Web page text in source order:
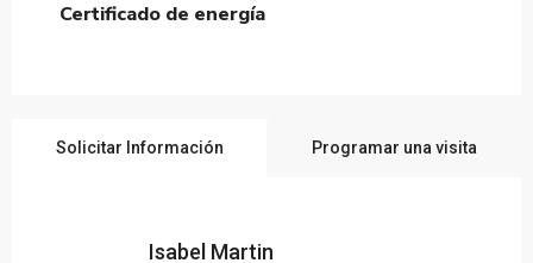
Certificado de energía
Solicitar Información Programar una visita
Isabel Martin